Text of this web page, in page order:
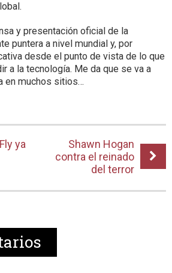
y presentación oficial de la
puntera a nivel mundial y, por
desde el punto de vista de lo que
a la tecnología. Me da que se va a
en muchos sitios…
ya
Shawn Hogan
contra el reinado
del terror